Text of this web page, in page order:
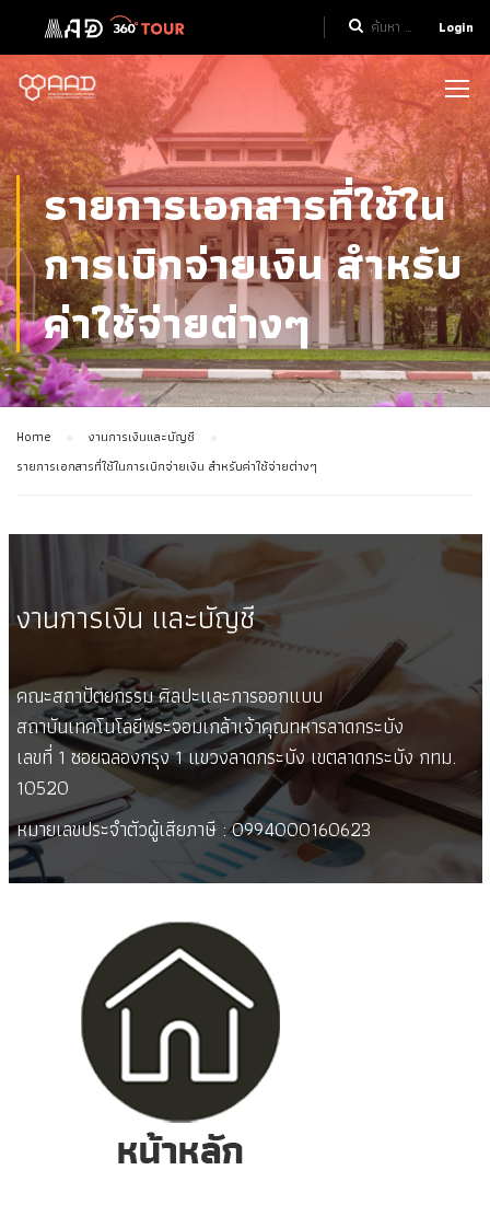
Login
รายการเอกสารที่ใช้ใน
การเบิกจ่ายเงิน สำหรับ
ค่าใช้จ่ายต่างๆ
Home
งานการเงินและบัญชี
รายการเอกสารที่ใช้ในการเบิกจ่ายเงิน สำหรับค่าใช้จ่ายต่างๆ
งานการเงิน และบัญชี
คณะสถาปัตยกรรม ศิลปะและการออกแบบ
สถาบันเทคโนโลยีพระจอมเกล้าเจ้าคุณทหารลาดกระบัง
เลขที่ 1 ซอยฉลองกรุง 1 แขวงลาดกระบัง เขตลาดกระบัง กทม.
10520
หมายเลขประจำตัวผู้เสียภาษี : 0994000160623